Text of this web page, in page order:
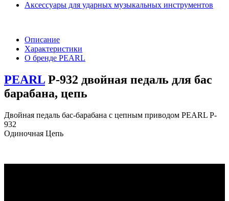
Аксессуары для ударных музыкальных инструментов
Описание
Характеристики
О бренде PEARL
PEARL P-932 двойная педаль для бас
барабана, цепь
Двойная педаль бас-барабана с цепным приводом PEARL P-
932
Одиночная Цепь